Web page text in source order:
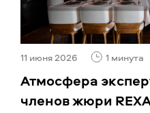
11 июня 2026 1 минута
Атмосфера
членов жюри